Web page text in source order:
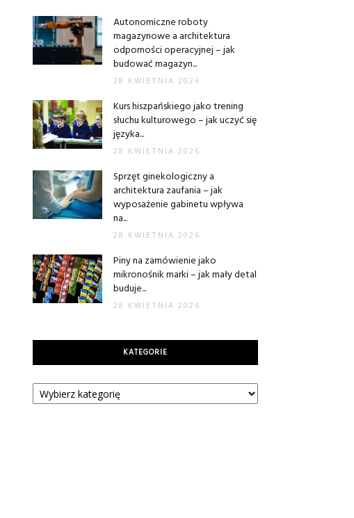
Autonomiczne roboty
magazynowe a architektura
odporności operacyjnej – jak
budować magazyn...
28 KWIETNIA 2026
Kurs hiszpańskiego jako trening
słuchu kulturowego – jak uczyć się
języka...
28 KWIETNIA 2026
Sprzęt ginekologiczny a
architektura zaufania – jak
wyposażenie gabinetu wpływa
na...
28 KWIETNIA 2026
Piny na zamówienie jako
mikronośnik marki – jak mały detal
buduje...
28 KWIETNIA 2026
KATEGORIE
Kategorie